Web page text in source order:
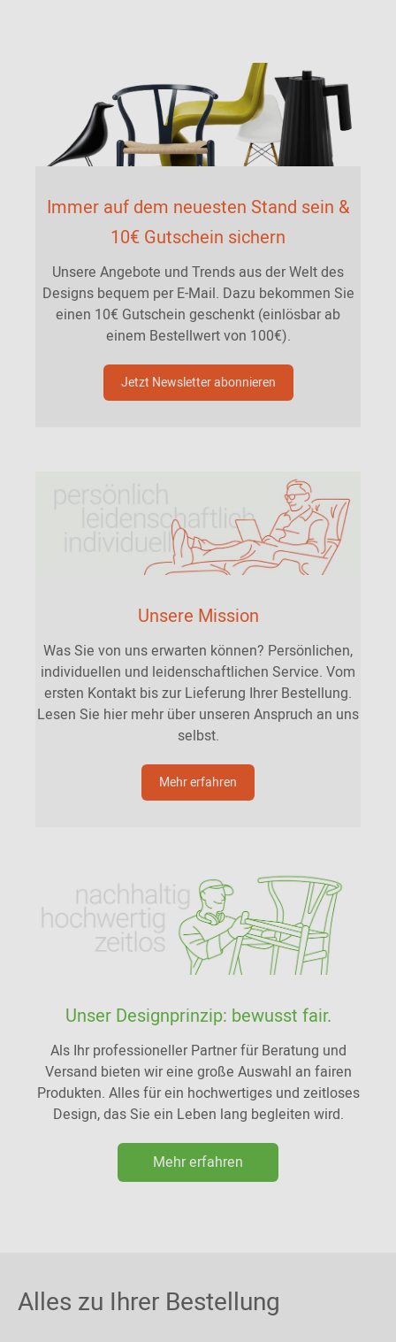
Immer auf dem neuesten Stand sein &
10€ Gutschein sichern
Unsere Angebote und Trends aus der Welt des
Designs bequem per E-Mail. Dazu bekommen Sie
einen 10€ Gutschein geschenkt (einlösbar ab
einem Bestellwert von 100€).
Jetzt Newsletter abonnieren
Unsere Mission
Was Sie von uns erwarten können? Persönlichen,
individuellen und leidenschaftlichen Service. Vom
ersten Kontakt bis zur Lieferung Ihrer Bestellung.
Lesen Sie hier mehr über unseren Anspruch an uns
selbst.
Mehr erfahren
Unser Designprinzip: bewusst fair.
Als Ihr professioneller Partner für Beratung und
Versand bieten wir eine große Auswahl an fairen
Produkten. Alles für ein hochwertiges und zeitloses
Design, das Sie ein Leben lang begleiten wird.
Mehr erfahren
Alles zu Ihrer Bestellung